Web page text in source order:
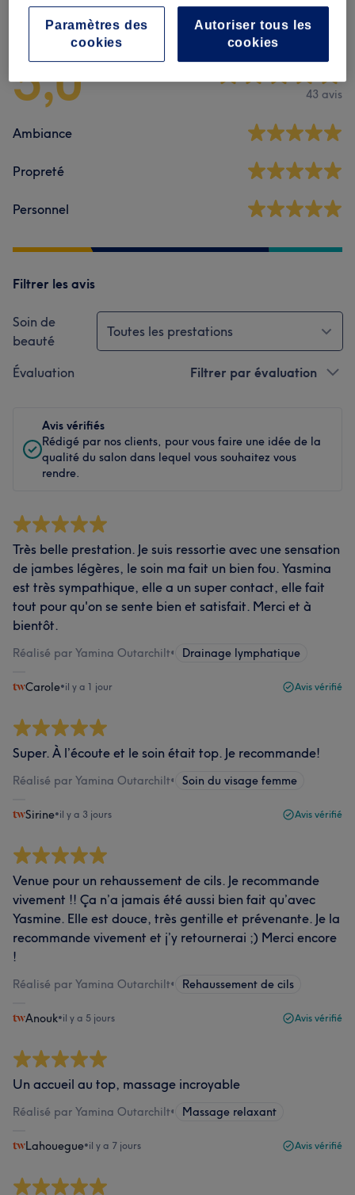
Avis sur l'établissement
5,0 43 avis
Ambiance
Propreté
Personnel
Filtrer les avis
Soin de
beauté
Toutes les prestations
Évaluation Filtrer par évaluation
Avis vérifiés
Rédigé par nos clients, pour vous faire une idée de la
qualité du salon dans lequel vous souhaitez vous
rendre.
Très belle prestation. Je suis ressortie avec une sensation
de jambes légères, le soin ma fait un bien fou. Yasmina
est très sympathique, elle a un super contact, elle fait
tout pour qu'on se sente bien et satisfait. Merci et à
bientôt.
Réalisé par Yamina Outarchilt• Drainage lymphatique
Carole•il y a 1 jour Avis vérifié
Super. À l’écoute et le soin était top. Je recommande!
Réalisé par Yamina Outarchilt• Soin du visage femme
Sirine•il y a 3 jours Avis vérifié
Venue pour un rehaussement de cils. Je recommande
vivement !! Ça n’a jamais été aussi bien fait qu’avec
Yasmine. Elle est douce, très gentille et prévenante. Je la
recommande vivement et j’y retournerai ;) Merci encore
!
Réalisé par Yamina Outarchilt• Rehaussement de cils
Anouk•il y a 5 jours Avis vérifié
Un accueil au top, massage incroyable
Réalisé par Yamina Outarchilt• Massage relaxant
Lahouegue•il y a 7 jours Avis vérifié
Autoriser tous les
cookies
Paramètres des
cookies